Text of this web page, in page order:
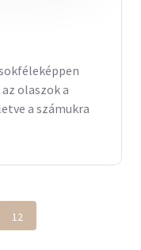
olaszok a
a számukra
12